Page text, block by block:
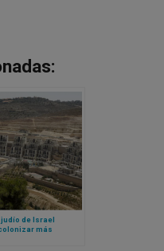
de Israel
más